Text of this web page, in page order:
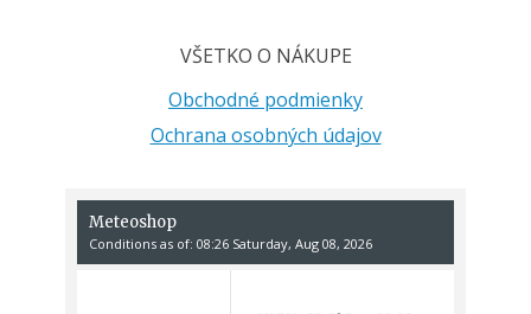
VŠETKO O NÁKUPE
Obchodné podmienky
Ochrana osobných údajov